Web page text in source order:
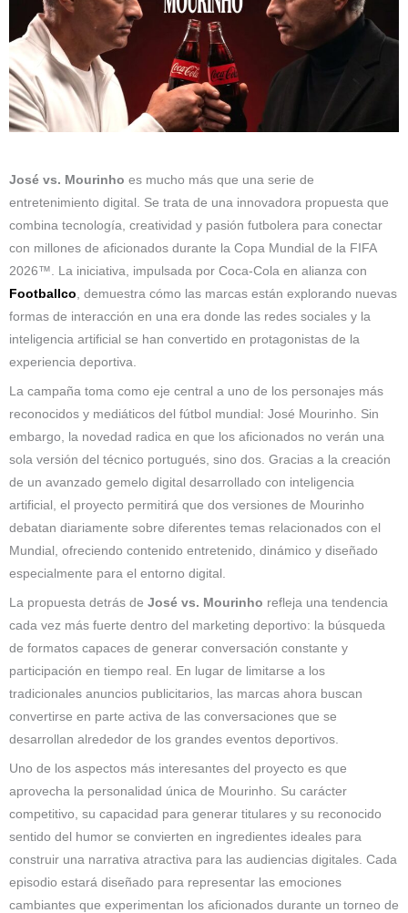
José vs. Mourinho es mucho más que una serie de
entretenimiento digital. Se trata de una innovadora propuesta que
combina tecnología, creatividad y pasión futbolera para conectar
con millones de aficionados durante la Copa Mundial de la FIFA
2026™. La iniciativa, impulsada por Coca-Cola en alianza con
Footballco, demuestra cómo las marcas están explorando nuevas
formas de interacción en una era donde las redes sociales y la
inteligencia artificial se han convertido en protagonistas de la
experiencia deportiva.
La campaña toma como eje central a uno de los personajes más
reconocidos y mediáticos del fútbol mundial: José Mourinho. Sin
embargo, la novedad radica en que los aficionados no verán una
sola versión del técnico portugués, sino dos. Gracias a la creación
de un avanzado gemelo digital desarrollado con inteligencia
artificial, el proyecto permitirá que dos versiones de Mourinho
debatan diariamente sobre diferentes temas relacionados con el
Mundial, ofreciendo contenido entretenido, dinámico y diseñado
especialmente para el entorno digital.
La propuesta detrás de José vs. Mourinho refleja una tendencia
cada vez más fuerte dentro del marketing deportivo: la búsqueda
de formatos capaces de generar conversación constante y
participación en tiempo real. En lugar de limitarse a los
tradicionales anuncios publicitarios, las marcas ahora buscan
convertirse en parte activa de las conversaciones que se
desarrollan alrededor de los grandes eventos deportivos.
Uno de los aspectos más interesantes del proyecto es que
aprovecha la personalidad única de Mourinho. Su carácter
competitivo, su capacidad para generar titulares y su reconocido
sentido del humor se convierten en ingredientes ideales para
construir una narrativa atractiva para las audiencias digitales. Cada
episodio estará diseñado para representar las emociones
cambiantes que experimentan los aficionados durante un torneo de